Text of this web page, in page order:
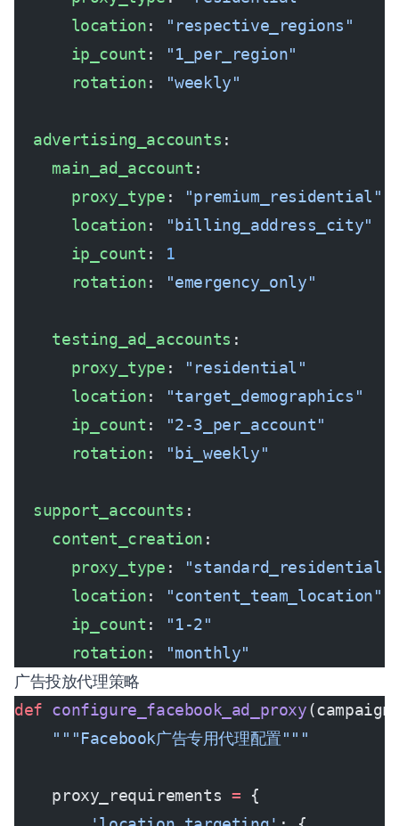
      location
:
"respective_regions"
      ip_count
:
"1_per_region"
      rotation
: "weekly"
  advertising_accounts
:
    main_ad_account
:
      proxy_type
:
"premium_residential"
      location
:
"billing_address_city"
      ip_count
:
1
      rotation
: "emergency_only"
    testing_ad_accounts
:
      proxy_type
:
"residential"
      location
:
"target_demographics"
      ip_count
:
"2-3_per_account"
      rotation
: "bi_weekly"
  support_accounts
:
    content_creation
:
      proxy_type
:
"standard_residential"
      location
:
"content_team_location"
      ip_count
:
"1-2"
      rotation
:
"monthly"
广告投放代理策略
def configure_facebook_ad_proxy
    """Facebook广告专用代理配置"""
    proxy_requirements
= {